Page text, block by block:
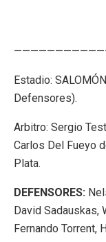
Estadio:
Defensores).
Arbitro: Sergio
Carlos Del Fueyo
Plata.
DEFENSORES:
David Sadauskas,
Fernando Torrent,